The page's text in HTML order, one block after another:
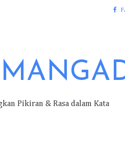
Pikiran & Rasa dalam Kata